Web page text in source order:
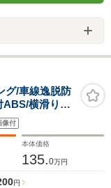
/車線逸脱防
ABS/横滑り防
ッグ 運転席/
像付
本体価格
135.0万円
円